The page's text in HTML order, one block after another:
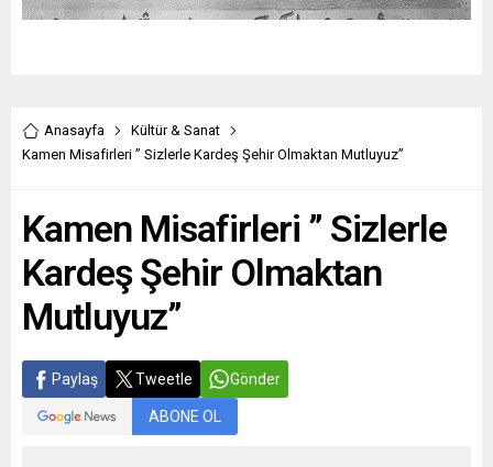
Anasayfa
Kültür & Sanat
Kamen Misafirleri ” Sizlerle Kardeş Şehir Olmaktan Mutluyuz”
Kamen Misafirleri ” Sizlerle
Kardeş Şehir Olmaktan
Mutluyuz”
Paylaş Tweetle Gönder
ABONE OL